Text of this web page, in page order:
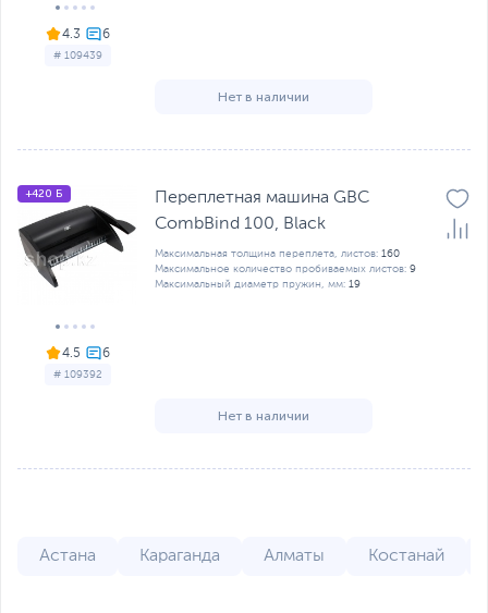
4.3
# 109439
Нет в наличии
4.5
# 109392
+420 Б
Переплетная машина GBC
CombBind 100, Black
Максимальная толщина переплета, листов: 160
Максимальное количество пробиваемых листов: 9
Максимальный диаметр пружин, мм: 19
Нет в наличии
Астана Караганда Алматы Костанай